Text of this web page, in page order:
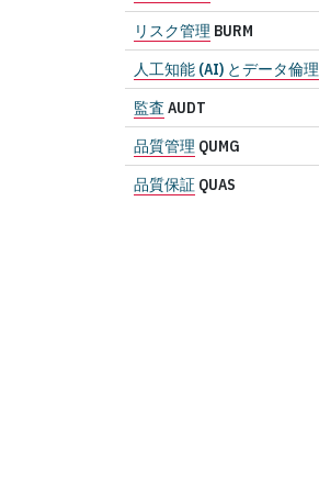
リスク管理 BURM
人工知能 (AI) とデータ倫理
監査 AUDT
品質管理 QUMG
品質保証 QUAS